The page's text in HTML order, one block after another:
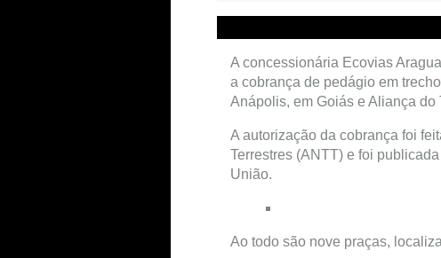
A concessionária Ecovias
a cobrança de pedágio em
Anápolis, em Goiás e Aliança do
A autorização da cobrança foi
Terrestres (ANTT) e foi
União.
Ao todo são nove praças,